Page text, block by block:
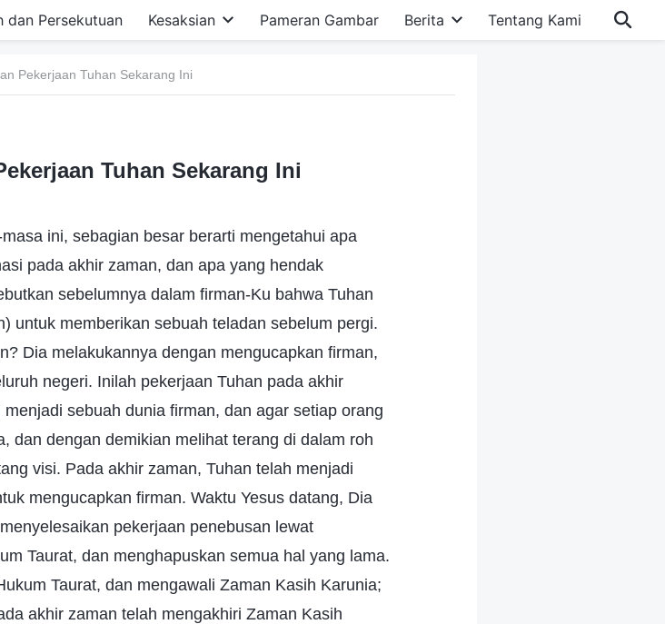
dan Persekutuan Kesaksian Pameran Gambar Berita Tentang Kami
Pekerjaan Tuhan Sekarang Ini
Tuhan Sekarang Ini
ini, sebagian besar berarti mengetahui apa
pada akhir zaman, dan apa yang hendak
sebelumnya dalam firman-Ku bahwa Tuhan
untuk memberikan sebuah teladan sebelum pergi.
Dia melakukannya dengan mengucapkan firman,
negeri. Inilah pekerjaan Tuhan pada akhir
sebuah dunia firman, dan agar setiap orang
dan dengan demikian melihat terang di dalam roh
visi. Pada akhir zaman, Tuhan telah menjadi
mengucapkan firman. Waktu Yesus datang, Dia
pekerjaan penebusan lewat
Taurat, dan menghapuskan semua hal yang lama.
Taurat, dan mengawali Zaman Kasih Karunia;
akhir zaman telah mengakhiri Zaman Kasih